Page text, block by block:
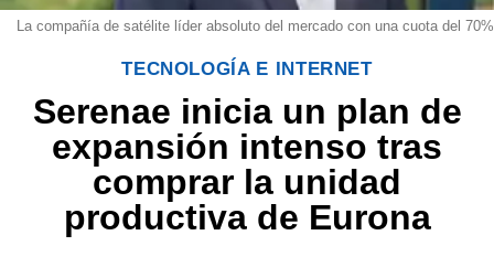
La compañía de satélite líder absoluto del mercado con una cuota del
TECNOLOGÍA E INTERNET
Serenae inicia un plan de
expansión intenso tras
comprar la unidad
productiva de Eurona